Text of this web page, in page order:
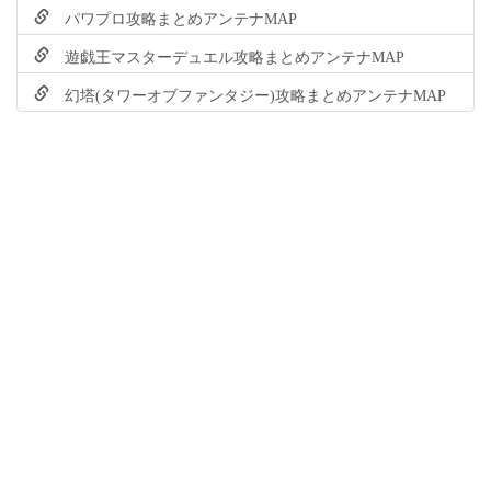
パワプロ攻略まとめアンテナMAP
遊戯王マスターデュエル攻略まとめアンテナMAP
幻塔(タワーオブファンタジー)攻略まとめアンテナMAP